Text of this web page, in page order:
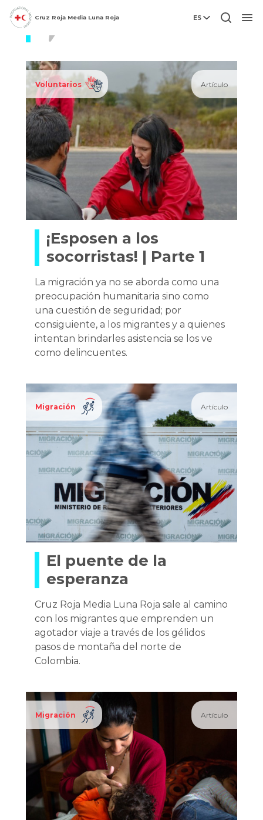
Cruz Roja Media Luna Roja ES
Voluntarios Artículo
¡Esposen a los
socorristas! | Parte 1
La migración ya no se aborda como una
preocupación humanitaria sino como
una cuestión de seguridad; por
consiguiente, a los migrantes y a quienes
intentan brindarles asistencia se los ve
como delincuentes.
Migración Artículo
El puente de la
esperanza
Cruz Roja Media Luna Roja sale al camino
con los migrantes que emprenden un
agotador viaje a través de los gélidos
pasos de montaña del norte de
Colombia.
Migración Artículo